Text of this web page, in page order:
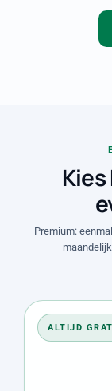
Premium:
ALTIJD